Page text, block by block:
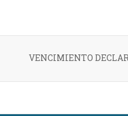
VENCIMIENTO